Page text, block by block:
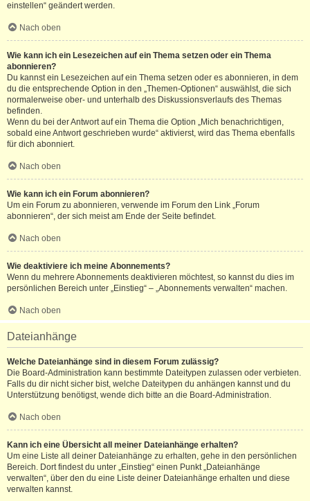
einstellen“ geändert werden.
Nach oben
Wie kann ich ein Lesezeichen auf ein Thema setzen oder ein Thema
abonnieren?
Du kannst ein Lesezeichen auf ein Thema setzen oder es abonnieren, in dem
du die entsprechende Option in den „Themen-Optionen“ auswählst, die sich
normalerweise ober- und unterhalb des Diskussionsverlaufs des Themas
befinden.
Wenn du bei der Antwort auf ein Thema die Option „Mich benachrichtigen,
sobald eine Antwort geschrieben wurde“ aktivierst, wird das Thema ebenfalls
für dich abonniert.
Nach oben
Wie kann ich ein Forum abonnieren?
Um ein Forum zu abonnieren, verwende im Forum den Link „Forum
abonnieren“, der sich meist am Ende der Seite befindet.
Nach oben
Wie deaktiviere ich meine Abonnements?
Wenn du mehrere Abonnements deaktivieren möchtest, so kannst du dies im
persönlichen Bereich unter „Einstieg“ – „Abonnements verwalten“ machen.
Nach oben
Dateianhänge
Welche Dateianhänge sind in diesem Forum zulässig?
Die Board-Administration kann bestimmte Dateitypen zulassen oder verbieten.
Falls du dir nicht sicher bist, welche Dateitypen du anhängen kannst und du
Unterstützung benötigst, wende dich bitte an die Board-Administration.
Nach oben
Kann ich eine Übersicht all meiner Dateianhänge erhalten?
Um eine Liste all deiner Dateianhänge zu erhalten, gehe in den persönlichen
Bereich. Dort findest du unter „Einstieg“ einen Punkt „Dateianhänge
verwalten“, über den du eine Liste deiner Dateianhänge erhalten und diese
verwalten kannst.